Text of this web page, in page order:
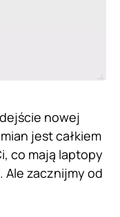
nowej
jest całkiem
co mają laptopy
Ale zacznijmy od